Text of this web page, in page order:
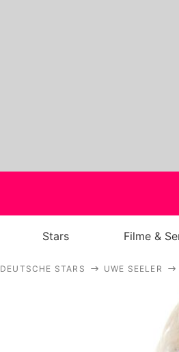
Stars Filme &
DEUTSCHE STARS UWE SEELER